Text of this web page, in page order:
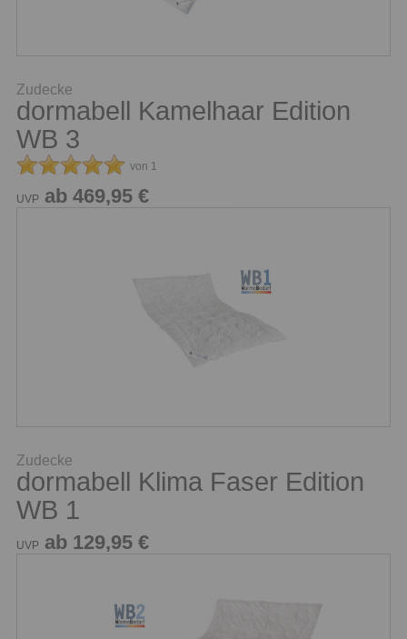
Zudecke
dormabell Kamelhaar Edition
WB 3
von 1
UVP ab 469,95 €
Zudecke
dormabell Klima Faser Edition
WB 1
UVP ab 129,95 €